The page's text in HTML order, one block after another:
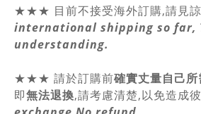
★★★ 目前不接受海外訂購,請見諒
international shipping so far,
understanding.
★★★ 請於訂購前確實丈量自己所
即無法退換,請考慮清楚,以免造成